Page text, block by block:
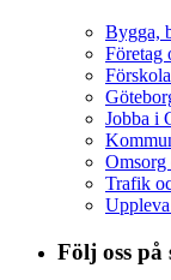
Bygga,
Företag
Jobba i
Omsorg
Trafik
Följ oss på